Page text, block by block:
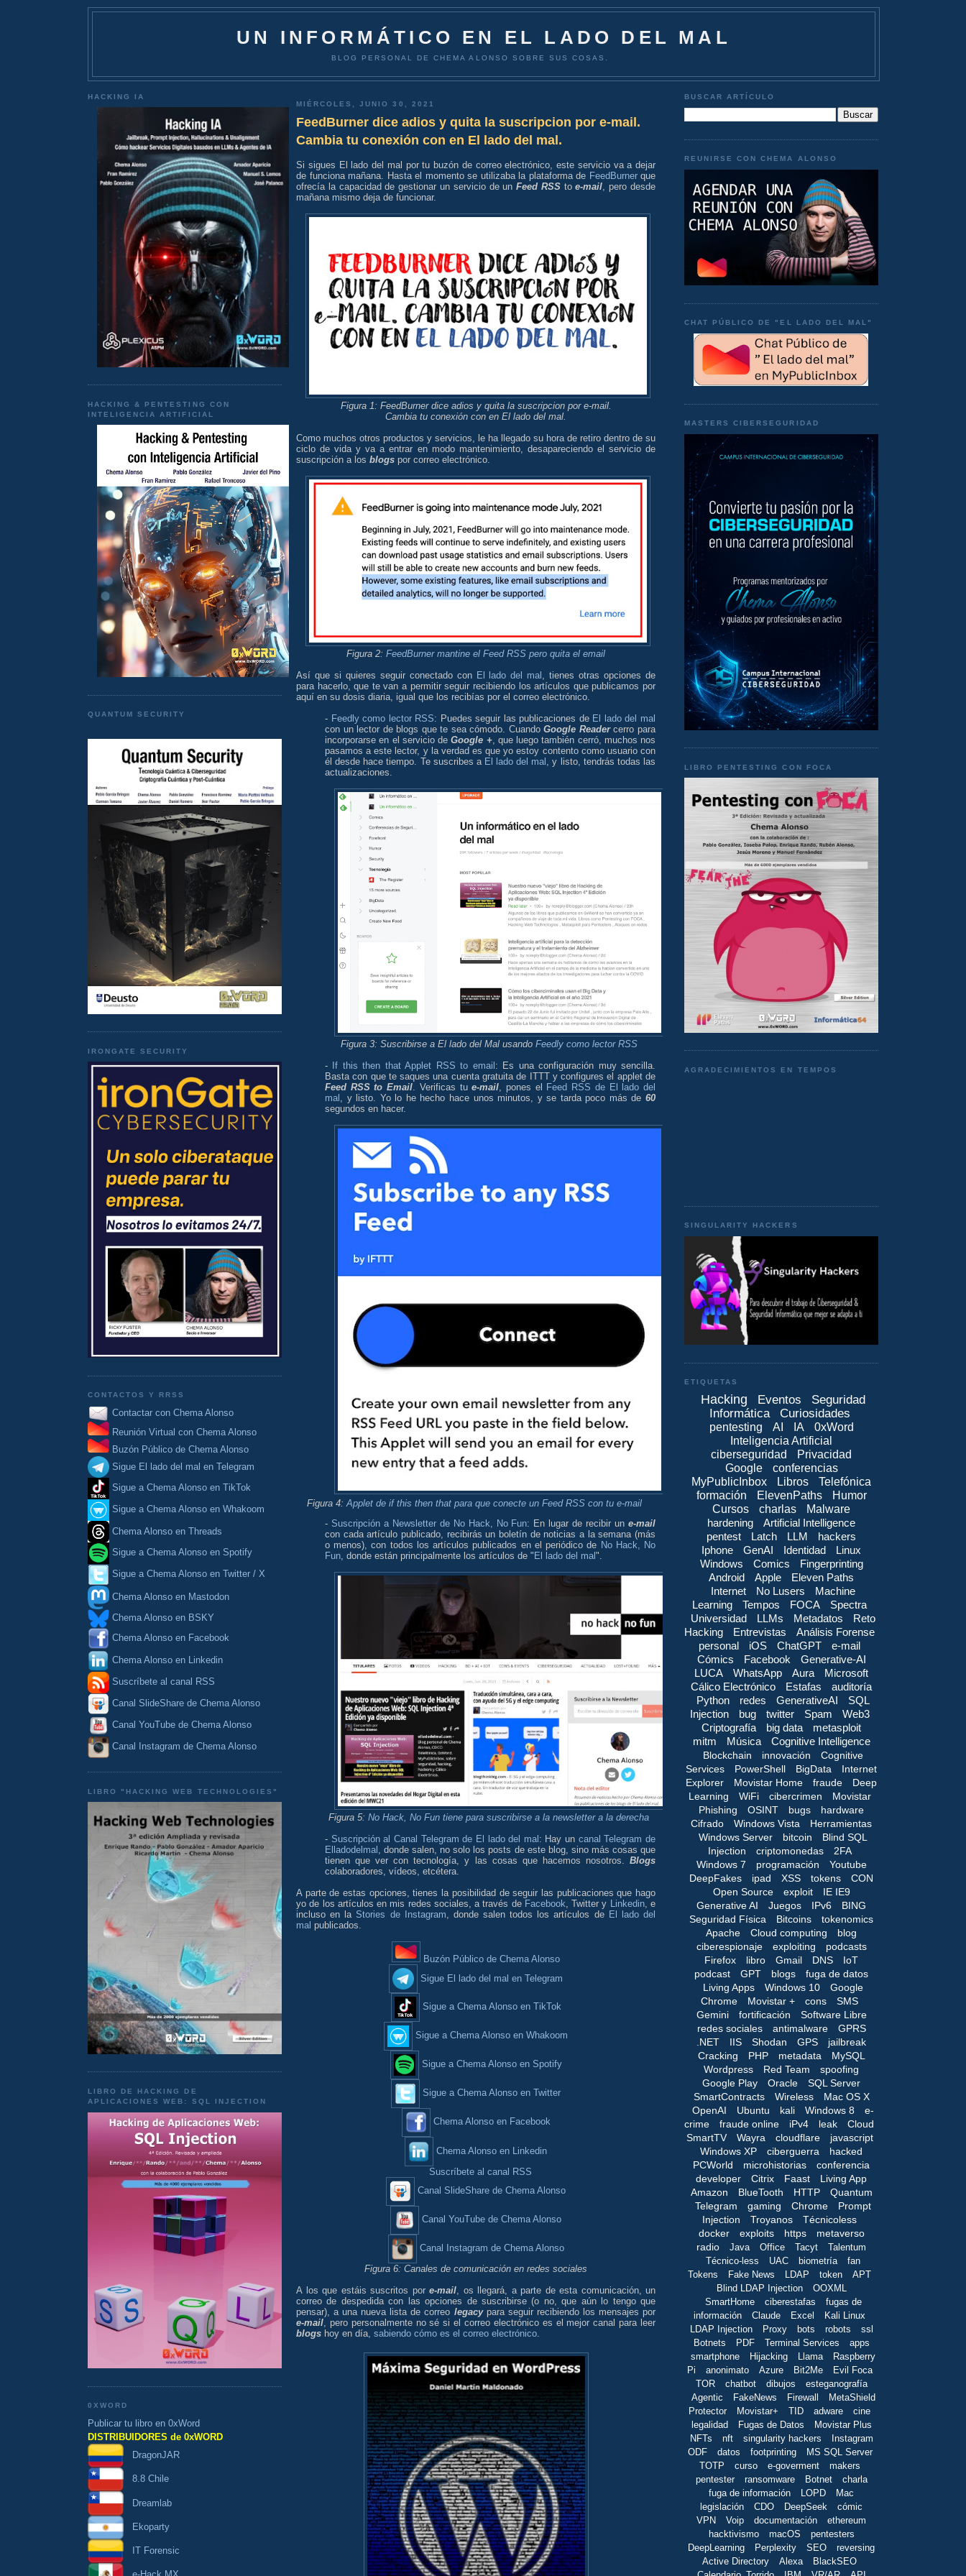
UN INFORMÁTICO EN EL LADO DEL MAL
BLOG PERSONAL DE CHEMA ALONSO SOBRE SUS COSAS.
HACKING IA
HACKING & PENTESTING CON
INTELIGENCIA ARTIFICIAL
QUANTUM SECURITY
IRONGATE SECURITY
CONTACTOS Y RRSS
Contactar con Chema Alonso
Reunión Virtual con Chema Alonso
Buzón Público de Chema Alonso
Sigue El lado del mal en Telegram
Sigue a Chema Alonso en TikTok
Sigue a Chema Alonso en Whakoom
Chema Alonso en Threads
Sigue a Chema Alonso en Spotify
Sigue a Chema Alonso en Twitter / X
Chema Alonso en Mastodon
Chema Alonso en BSKY
Chema Alonso en Facebook
Chema Alonso en Linkedin
Suscríbete al canal RSS
Canal SlideShare de Chema Alonso
Canal YouTube de Chema Alonso
Canal Instagram de Chema Alonso
LIBRO "HACKING WEB TECHNOLOGIES"
LIBRO DE HACKING DE
APLICACIONES WEB: SQL INJECTION
0XWORD
Publicar tu libro en 0xWord
DISTRIBUIDORES de 0xWORD
DragonJAR
8.8 Chile
Dreamlab
Ekoparty
IT Forensic
MIÉRCOLES, JUNIO 30, 2021
FeedBurner dice adios y quita la suscripcion por e-mail.
Cambia tu conexión con en El lado del mal.
Si sigues El lado del mal por tu buzón de correo electrónico, este servicio va a dejar
de funciona mañana. Hasta el momento se utilizaba la plataforma de FeedBurnerque
ofrecía la capacidad de gestionar un servicio de unFeed RSStoe-mail , pero desde
mañana mismo deja de funcionar.
Figura 1: FeedBurner dice adios y quita la suscripcion por e-mail.
Cambia tu conexión con en El lado del mal.
Como muchos otros productos y servicios, le ha llegado su hora de retiro dentro de su
ciclo de vida y va a entrar en modo mantenimiento, desapareciendo el servicio de
suscripción a los blogs por correo electrónico.
Figura 2: FeedBurner mantine el Feed RSS pero quita el email
Así que si quieres seguir conectado con El lado del mal , tienes otras opciones de
para hacerlo, que te van a permitir seguir recibiendo los artículos que publicamos por
aquí en su dosis diaria, igual que los recibías por el correo electrónico.
- Feedly como lector RSS: Puedes seguir las publicaciones de El lado del mal
con un lector de blogs que te sea cómodo. CuandoGoogle Readercerro para
incorporarse en el servicio deGoogle +, que luego también cerró, muchos nos
pasamos a este lector, y la verdad es que yo estoy contento como usuario con
él desde hace tiempo. Te suscribes a El lado del mal , y listo, tendrás todas las
actualizaciones.
Figura 3: Suscribirse a El lado del Mal usando Feedly como lector RSS
-
If this then that Applet RSS to email : Es una configuración muy sencilla.
Basta con que te saques una cuenta gratuita de ITTT y configures el applet de
Feed RSS to Email. Verificas tue-mail, pones el
Feed RSS de El lado del
mal , y listo. Yo lo he hecho hace unos minutos, y se tarda poco más de 60
segundos en hacer.
Figura 4:Applet de if this then that para que conecte un Feed RSS con tu e-mail
- Suscripción a Newsletter de No Hack, No Fun: En lugar de recibir une-mail
con cada artículo publicado, recibirás un boletín de noticias a la semana (más
o menos), con todos los artículos publicados en el periódico de No Hack, No
Fun , donde están principalmente los artículos de " El lado del mal ".
Figura 5: No Hack, No Fun tiene para suscribirse a la newsletter a la derecha
- Suscripción al Canal Telegram de El lado del mal : Hay un canal Telegram de
Elladodelmal , donde salen, no solo los posts de este blog, sino más cosas que
tienen que ver con tecnología, y las cosas que hacemos nosotros. Blogs
colaboradores, vídeos, etcétera.
A parte de estas opciones, tienes la posibilidad de seguir las publicaciones que hago
yo de los artículos en mis redes sociales, a través de Facebook, Twitter y Linkedin, e
incluso en la Stories de Instagram, donde salen todos los artículos de El lado del
mal publicados.
Buzón Público de Chema Alonso
Sigue El lado del mal en Telegram
Sigue a Chema Alonso en TikTok
Sigue a Chema Alonso en Whakoom
Sigue a Chema Alonso en Spotify
Sigue a Chema Alonso en Twitter
Chema Alonso en Facebook
Chema Alonso en Linkedin
Suscríbete al canal RSS
Canal SlideShare de Chema Alonso
Canal YouTube de Chema Alonso
Canal Instagram de Chema Alonso
Figura 6: Canales de comunicación en redes sociales
A los que estáis suscritos por e-mail, os llegará, a parte de esta comunicación, un
correo de despedida con las opciones de suscribirse (o no, que aún lo tengo que
pensar), a una nueva lista de correo legacypara seguir recibiendo los mensajes por
e-mail, pero personalmente no sé si el correo electrónico es el mejor canal para leer
blogs hoy en día, sabiendo cómo es el correo electrónico.
BUSCAR ARTÍCULO
REUNIRSE CON CHEMA ALONSO
CHAT PÚBLICO DE "EL LADO DEL MAL"
MASTERS CIBERSEGURIDAD
LIBRO PENTESTING CON FOCA
AGRADECIMIENTOS EN TEMPOS
SINGULARITY HACKERS
ETIQUETAS
Hacking Eventos
Seguridad
Informática
Curiosidades
pentesting AI IA
0xWord
Inteligencia Artificial
ciberseguridad
Privacidad
Google
conferencias
MyPublicInbox
Libros
Telefónica
formación
ElevenPaths
Humor
Cursos
charlas
Malware
hardening
Artificial Intelligence
pentest
Latch LLM
hackers
Iphone
GenAI Identidad
Linux
Windows
Comics
Fingerprinting
Android
Apple
Eleven Paths
Internet
No Lusers
Machine
Learning
Tempos FOCA
Spectra
Universidad
LLMs Metadatos
Reto
Hacking
Entrevistas
Análisis Forense
personal
iOS ChatGPT
e-mail
Cómics
Facebook
Generative-AI
LUCA
WhatsApp Aura
Microsoft
Cálico Electrónico
Estafas
auditoría
Python
redes GenerativeAI
SQL
Injection
bug twitter Spam
Web3
Criptografía
big data
metasploit
mitm
Música Cognitive Intelligence
Blockchain innovación
Cognitive
Services
PowerShell BigData
Internet
Explorer
Movistar Home fraude
Deep
Learning
WiFi cibercrimen
Movistar
Phishing
OSINT bugs
hardware
Cifrado
Windows Vista
Herramientas
Windows Server
bitcoin
Blind SQL
Injection
criptomonedas
2FA
Windows 7
programación
Youtube
DeepFakes
ipad XSS tokens
CON
Open Source
exploit
IE IE9
Generative AI
Juegos IPv6
BING
Seguridad Física
Bitcoins
tokenomics
Apache
Cloud computing
blog
ciberespionaje
exploiting
podcasts
Firefox
libro Gmail DNS
IoT
podcast
GPT blogs
fuga de datos
Living Apps
Windows 10
Google
Chrome
Movistar + cons
SMS
Gemini
fortificación
Software Libre
redes sociales
antimalware
GPRS
.NET
IIS Shodan GPS
jailbreak
Cracking
PHP metadata
MySQL
Wordpress
Red Team
spoofing
Google Play
Oracle
SQL Server
SmartContracts
Wireless
Mac OS X
OpenAI
Ubuntu kali Windows 8
e-
crime
fraude online iPv4 leak
Cloud
SmartTV
Wayra cloudflare
javascript
Windows XP
ciberguerra
hacked
PCWorld
microhistorias
conferencia
developer
Citrix Faast
Living App
Amazon
BlueTooth HTTP
Quantum
Telegram
gaming Chrome
Prompt
Injection
Troyanos
Técnicoless
docker
exploits https
metaverso
radio
Java Office Tacyt
Talentum
Técnico-less
UAC biometría
fan
Tokens
Fake News LDAP token
APT
Blind LDAP Injection
OOXML
SmartHome
ciberestafas
fugas de
información
Claude Excel
Kali Linux
LDAP Injection
Proxy bots robots
ssl
Botnets
PDF Terminal Services
apps
smartphone
Hijacking Llama
Raspberry
Pi
anonimato Azure Bit2Me
Evil Foca
TOR
chatbot dibujos
esteganografía
Agentic
FakeNews Firewall
MetaShield
Protector
Movistar+ TID adware
cine
legalidad
Fugas de Datos
Movistar Plus
NFTs
nft singularity hackers
Instagram
ODF
datos footprinting
MS SQL Server
TOTP
curso e-goverment
makers
pentester
ransomware Botnet
charla
fuga de información
LOPD
Mac
legislación
CDO DeepSeek
cómic
VPN
Voip documentación
ethereum
hacktivismo
macOS
pentesters
DeepLearning
Perplexity SEO
reversing
Active Directory
Alexa
BlackSEO